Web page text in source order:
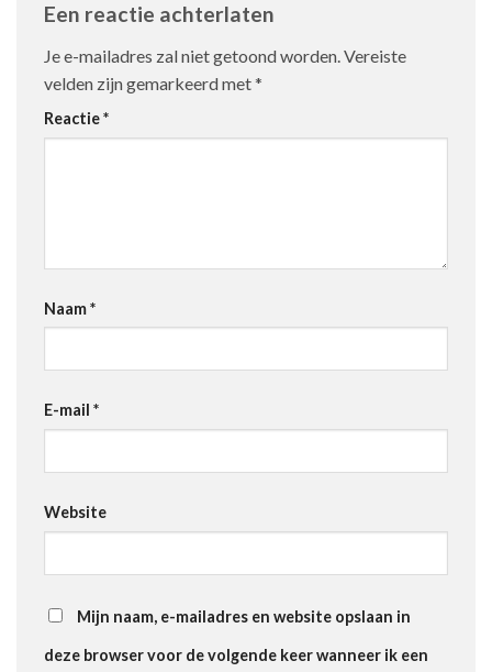
Een reactie achterlaten
Je e-mailadres zal niet getoond worden.Vereiste
velden zijn gemarkeerd met*
Reactie*
Naam*
E-mail *
Website
Mijn naam, e-mailadres en website opslaan in
deze browser voor de volgende keer wanneer ik een